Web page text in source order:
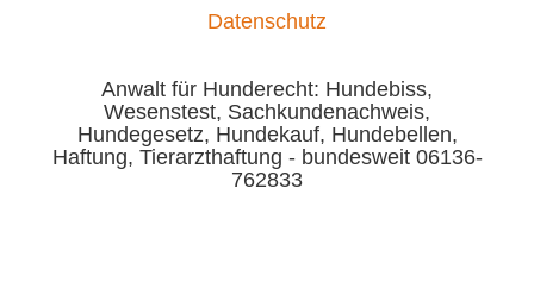
Datenschutz
Anwalt für Hunderecht: Hundebiss,
Wesenstest, Sachkundenachweis,
Hundegesetz, Hundekauf, Hundebellen,
Haftung, Tierarzthaftung - bundesweit 06136-
762833